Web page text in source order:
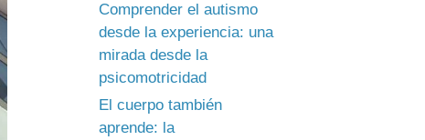
Comprender el autismo
desde la experiencia: una
mirada desde la
psicomotricidad
El cuerpo también
aprende: la